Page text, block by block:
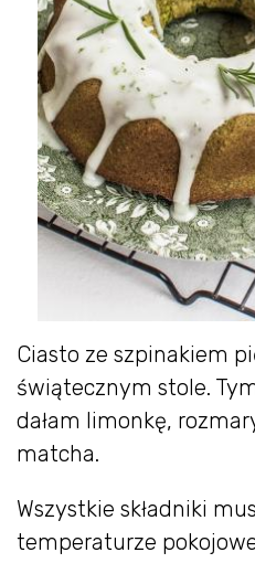
Ciasto ze szpinakiem
świątecznym stole.
dałam limonkę,
matcha.
Wszystkie składniki
temperaturze